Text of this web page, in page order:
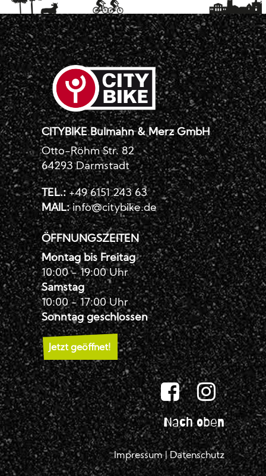
CITYBIKE Bulmahn & Merz GmbH
Otto-Röhm Str. 82
64293 Darmstadt
TEL.:+49 6151 243 63
MAIL: info@citybike.de
ÖFFNUNGSZEITEN
Montag bis Freitag
10:00 - 19:00 Uhr
Samstag
10:00 - 17:00 Uhr
Sonntag geschlossen
Jetzt geöffnet!
Nach oben
Impressum|Datenschutz